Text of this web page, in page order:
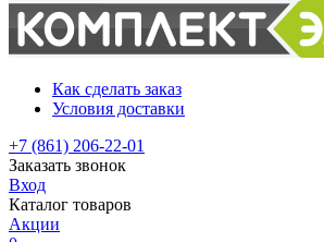
Как сделать заказ
Условия доставки
+7 (861) 206-22-01
Заказать звонок
Вход
Каталог товаров
Акции